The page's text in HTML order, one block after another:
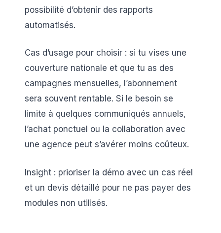
possibilité d’obtenir des rapports
automatisés.
Cas d’usage pour choisir : si tu vises une
couverture nationale et que tu as des
campagnes mensuelles, l’abonnement
sera souvent rentable. Si le besoin se
limite à quelques communiqués annuels,
l’achat ponctuel ou la collaboration avec
une agence peut s’avérer moins coûteux.
Insight : prioriser la démo avec un cas réel
et un devis détaillé pour ne pas payer des
modules non utilisés.